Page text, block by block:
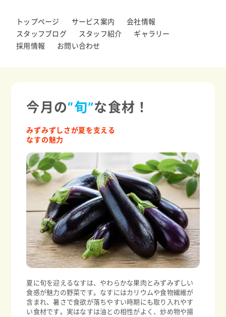
トップページ サービス案内
会社情報
スタッフブログ
スタッフ紹介
ギャラリー
採用情報
お問い合わせ
今月の“旬”な食材！
みずみずしさが夏を支える
なすの魅力
夏に旬を迎えるなすは、やわらかな果肉とみずみずしい
食感が魅力の野菜です。なすにはカリウムや食物繊維が
含まれ、暑さで食欲が落ちやすい時期にも取り入れやす
い食材です。実はなすは油との相性がよく、炒め物や揚